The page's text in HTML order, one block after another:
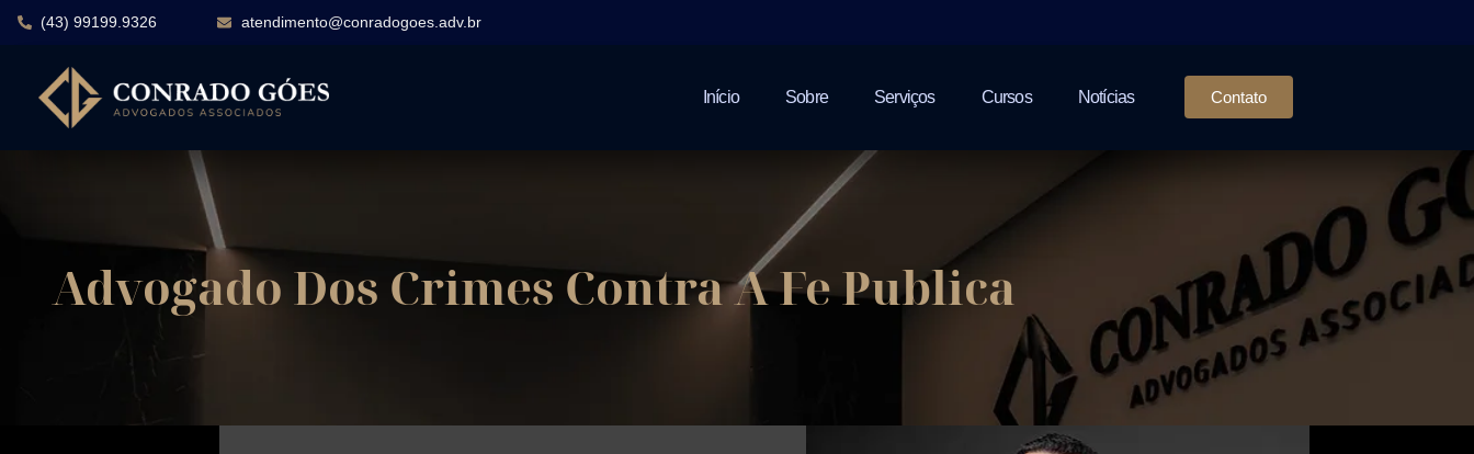
(43) 99199.9326 atendimento@conradogoes.adv.br
Início Sobre Serviços Cursos Notícias Contato
Advogado Dos Crimes Contra A Fe Publica